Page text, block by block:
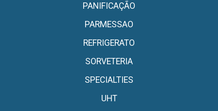
PANIFICAÇÃO
PARMESSAO
REFRIGERATO
SORVETERIA
SPECIALTIES
UHT